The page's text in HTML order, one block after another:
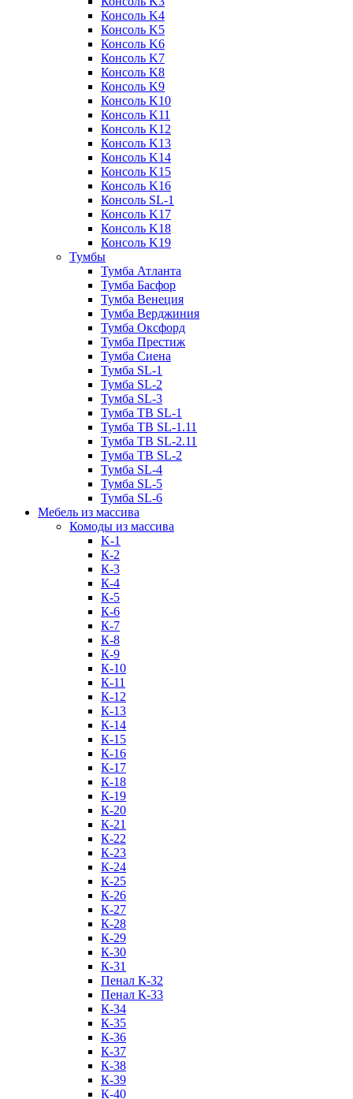
Консоль K4
Консоль K5
Консоль K6
Консоль K7
Консоль K8
Консоль K9
Консоль K10
Консоль K11
Консоль K12
Консоль K13
Консоль K14
Консоль K15
Консоль K16
Консоль SL-1
Консоль K17
Консоль K18
Консоль K19
Тумбы
Тумба Атланта
Тумба Басфор
Тумба Венеция
Тумба Верджиния
Тумба Оксфорд
Тумба Престиж
Тумба Сиена
Тумба SL-1
Тумба SL-2
Тумба SL-3
Тумба ТВ SL-1
Тумба ТВ SL-1.11
Тумба ТВ SL-2.11
Тумба ТВ SL-2
Тумба SL-4
Тумба SL-5
Тумба SL-6
Мебель из массива
Комоды из массива
K-1
К-2
К-3
К-4
К-5
К-6
К-7
К-8
К-9
К-10
К-11
К-12
К-13
К-14
К-15
К-16
К-17
К-18
К-19
К-20
К-21
К-22
К-23
К-24
К-25
К-26
К-27
К-28
К-29
К-30
К-31
Пенал К-32
Пенал К-33
К-34
К-35
К-36
К-37
К-38
К-39
К-40